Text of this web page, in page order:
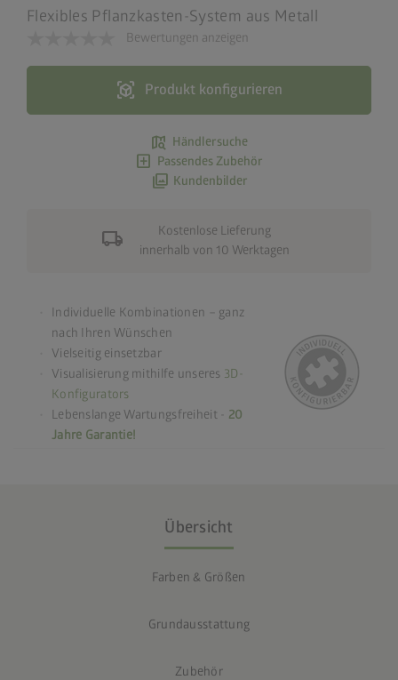
Flexibles Pflanzkasten-System aus Metall
Bewertungen anzeigen
view_in_ar Produkt konfigurieren
map_search Händlersuche
add_box Passendes Zubehör
photo_library Kundenbilder
local_shipping
Kostenlose Lieferung
innerhalb von 10 Werktagen
Individuelle Kombinationen – ganz
nach Ihren Wünschen
Vielseitig einsetzbar
Visualisierung mithilfe unseres 3D-
Konfigurators
Lebenslange Wartungsfreiheit - 20
Jahre Garantie!
Übersicht
Farben & Größen
Grundausstattung
Zubehör